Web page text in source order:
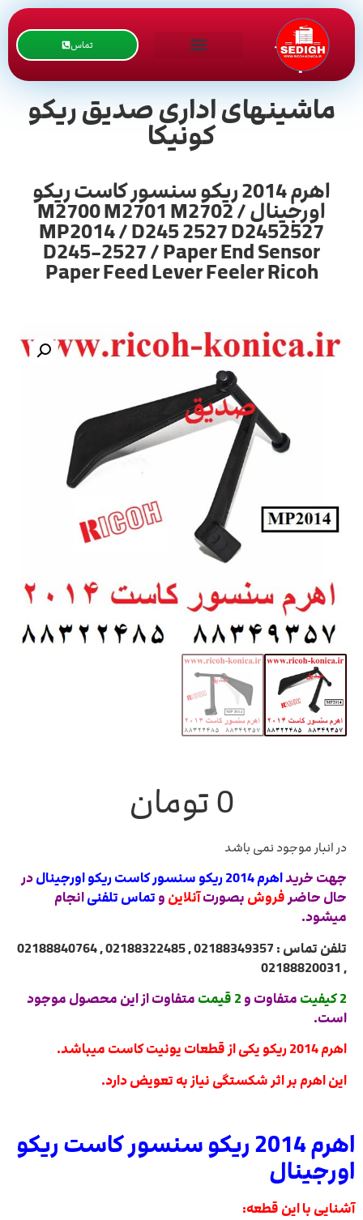
تماس
ماشینهای اداری صدیق ریکو
کونیکا
اهرم 2014 ریکو سنسور کاست ریکو
اورجینال / M2700 M2701 M2702
MP2014 / D245 2527 D2452527
D245-2527 / Paper End Sensor
Paper Feed Lever Feeler Ricoh
0تومان
در انبار موجود نمی باشد
جهت خریداهرم 2014 ریکو سنسور کاست ریکو اورجینال
در
حال حاضرفروش بصورتآنلاین و تماس تلفنیانجام
میشود.
تلفن تماس : 02188349357 , 02188322485 , 02188840764
, 02188820031
2 کیفیت
متفاوت و 2 قیمت
متفاوت از این محصول موجود
است.
اهرم 2014 ریکو یکی از قطعات یونیت کاست میباشد.
این اهرم بر اثر شکستگی نیاز به تعویض دارد.
اهرم 2014 ریکو سنسور کاست ریکو
اورجینال
آشنایی با این قطعه: